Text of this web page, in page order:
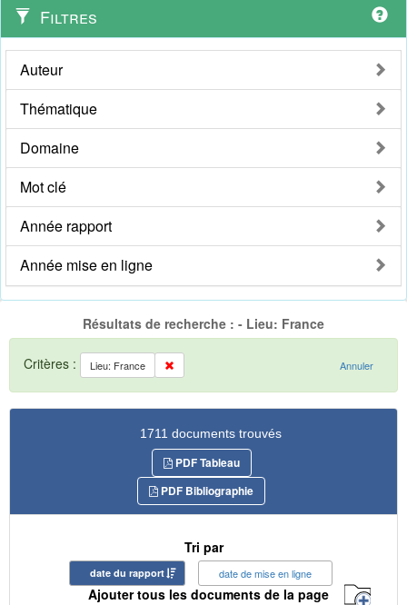
Filtres
Auteur
Thématique
Domaine
Mot clé
Année rapport
Année mise en ligne
Résultats de recherche : - Lieu: France
Critères : Lieu: France Annuler
1711 documents trouvés
PDF Tableau
PDF Bibliographie
Tri par
date du rapport date de mise en ligne
Ajouter tous les documents de la page